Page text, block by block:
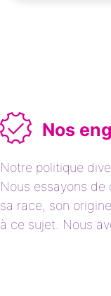
Nos
Notre politique
Nous essayons
sa race, son
à ce sujet. Nous